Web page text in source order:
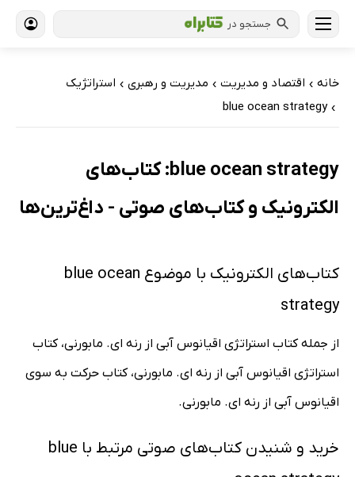
جستجو در
خانه › اقتصاد و مدیریت › مدیریت و رهبری › استراتژیک
›
blue ocean strategy
blue ocean strategy: کتاب‌های
الکترونیک و کتاب‌های صوتی - داغ‌ترین‌ها
کتاب‌های الکترونیک با موضوع blue ocean
strategy
از جمله کتاب استراتژی اقیانوس آبی از رنه ای. مابورنی، کتاب
استراتژی اقیانوس آبی از رنه ای. مابورنی، کتاب حرکت به سوی
اقیانوس آبی از رنه ای. مابورنی.
خرید و شنیدن کتاب‌های صوتی مرتبط با blue